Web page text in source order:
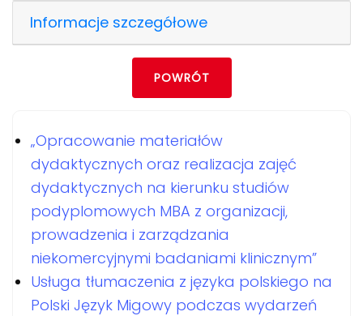
Informacje szczegółowe
POWRÓT
„Opracowanie materiałów
dydaktycznych oraz realizacja zajęć
dydaktycznych na kierunku studiów
podyplomowych MBA z organizacji,
prowadzenia i zarządzania
niekomercyjnymi badaniami klinicznym”
Usługa tłumaczenia z języka polskiego na
Polski Język Migowy podczas wydarzeń